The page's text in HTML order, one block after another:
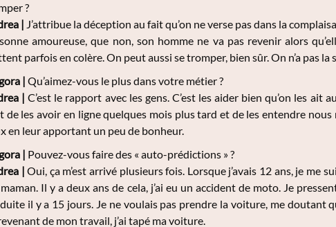
?
| J’attribue la déception au fait qu’on ne verse pas dans la
amoureuse, que non, son homme ne va pas revenir alors
parfois en colère. On peut aussi se tromper, bien sûr. On n’a pas
| Qu’aimez-vous le plus dans votre métier ?
| C’est le rapport avec les gens. C’est les aider bien qu’on les
de les avoir en ligne quelques mois plus tard et de les entendre
en leur apportant un peu de bonheur.
| Pouvez-vous faire des « auto-prédictions » ?
|Oui, ça m’est arrivé plusieurs fois. Lorsque j’avais 12 ans, je me
Il y a deux ans de cela, j’ai eu un accident de moto. Je
il y a 15 jours. Je ne voulais pas prendre la voiture, me doutant
de mon travail, j’ai tapé ma voiture.